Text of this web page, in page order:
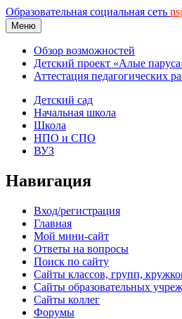
Образовательная социальная сеть ns
Меню
Обзор возможностей
Детский проект «Алые
Аттестация педагогических
Детский сад
Начальная школа
Школа
НПО и СПО
ВУЗ
Навигация
Вход/регистрация
Главная
Мой мини-сайт
Ответы на вопросы
Поиск по сайту
Сайты классов, групп,
Сайты образовательных
Сайты коллег
Форумы